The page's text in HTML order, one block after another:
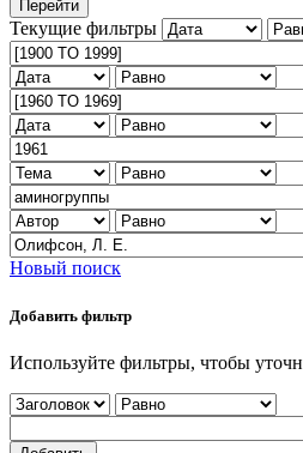
Текущие фильтры
Новый поиск
Добавить фильтр
Используйте фильтры, чтобы